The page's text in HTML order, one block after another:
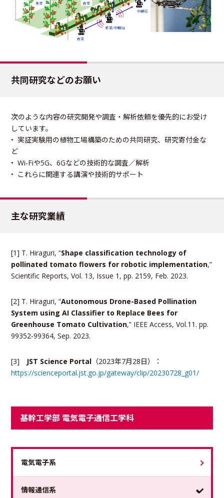
共同研究などのお願い
次のような内容の研究開発や調査・解析依頼を優先的にお受け
しています。
• 実証実験⽤の植物⼯場構築のための共同研究、研究寄付⾦な
ど
• Wi-Fiや5G、6Gなどの技術的な調査／解析
• これらに関連する講演や技術的サポート
主な研究業績
[1] T. Hiraguri, “Shape classification technology of
pollinated tomato flowers for robotic implementation,”
Scientific Reports, Vol. 13, Issue 1, pp. 2159, Feb. 2023.
[2] T. Hiraguri, “Autonomous Drone-Based Pollination
System using AI Classifier to Replace Bees for
Greenhouse Tomato Cultivation,” IEEE Access, Vol.11. pp.
99352-99364, Sep. 2023.
[3] JST Science Portal （2023年7月28日）：
https://scienceportal.jst.go.jp/gateway/clip/20230728_g01/
基幹工学部 電気電子通信工学科
電気電子系
情報通信系